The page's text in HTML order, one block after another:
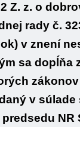
Z. z. o
rady č.
v znení
sa dopĺňa
v
NR